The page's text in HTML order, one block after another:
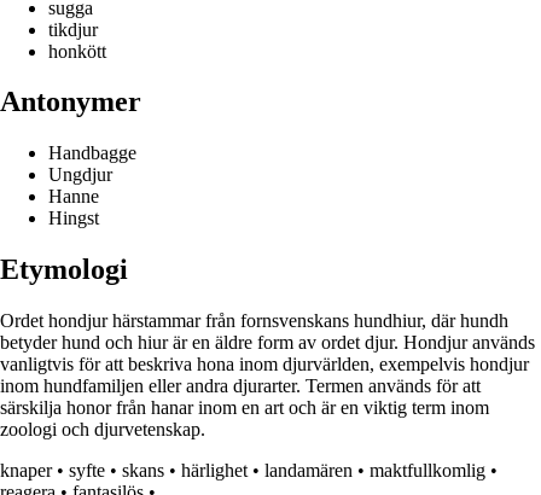
sugga
tikdjur
honkött
Antonymer
Handbagge
Ungdjur
Hanne
Hingst
Etymologi
Ordet hondjur härstammar från fornsvenskans hundhiur, där hundh
betyder hund och hiur är en äldre form av ordet djur. Hondjur används
vanligtvis för att beskriva hona inom djurvärlden, exempelvis hondjur
inom hundfamiljen eller andra djurarter. Termen används för att
särskilja honor från hanar inom en art och är en viktig term inom
zoologi och djurvetenskap.
knaper• syfte • skans • härlighet • landamären • maktfullkomlig •